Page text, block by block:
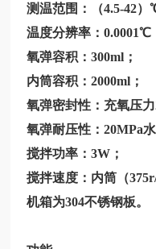
测温范围：（4.5-42）
温度分辨率：0.0001℃
氧弹容积：300ml；
内筒容积：2000ml；
氧弹密封性：充氧压
氧弹耐压性：20MPa水
搅拌功率：3W；
搅拌速度：内筒（
机箱为304不锈钢板。